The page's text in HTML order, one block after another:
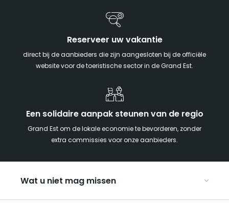
Reserveer uw vakantie
direct bij de aanbieders die zijn aangesloten bij de officiële
website voor de toeristische sector in de Grand Est.
Een solidaire aanpak steunen van de regio
Grand Est om de lokale economie te bevorderen, zonder
extra commissies voor onze aanbieders.
Wat u niet mag missen